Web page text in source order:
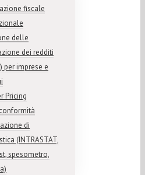
fiscale
delle
dei redditi
per imprese e
Pricing
di
(INTRASTAT,
spesometro,